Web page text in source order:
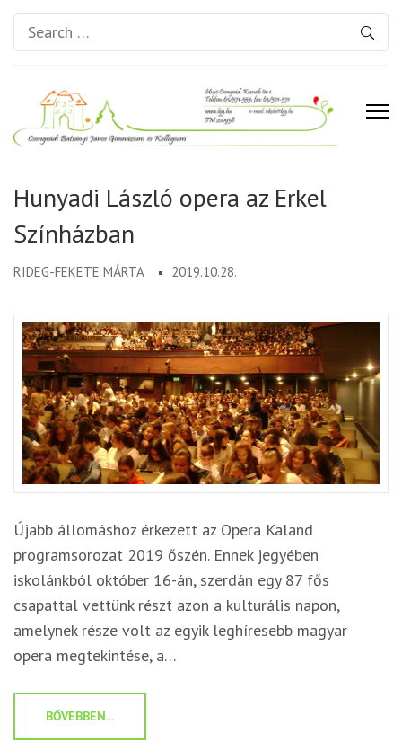
Search
for:
Gimnázium és Kollégium
Hunyadi László opera az Erkel
Színházban
RIDEG-FEKETE MÁRTA 2019.10.28.
Újabb állomáshoz érkezett az Opera Kaland
programsorozat 2019 őszén. Ennek jegyében
iskolánkból október 16-án, szerdán egy 87 fős
csapattal vettünk részt azon a kulturális napon,
amelynek része volt az egyik leghíresebb magyar
opera megtekintése, a…
BŐVEBBEN...